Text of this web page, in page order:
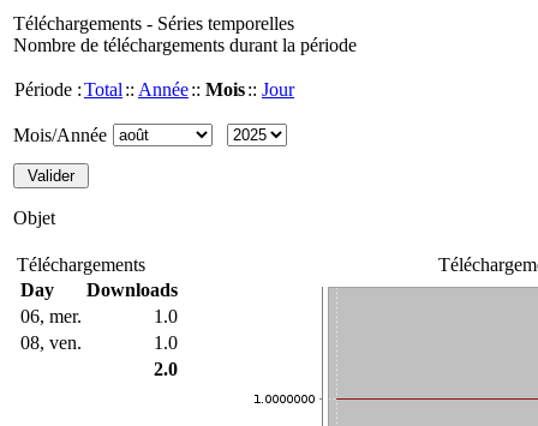
Téléchargements - Séries temporelles
Nombre de téléchargements durant la période
Période :Total :: Année:: Mois:: Jour
Mois/Année
Objet
Téléchargements
Day
Downloads
06, mer.
1.0
08, ven.
1.0
2.0